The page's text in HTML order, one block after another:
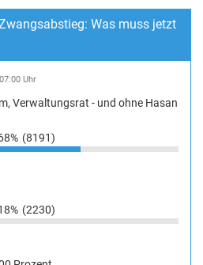
Was muss jetzt
Uhr
Verwaltungsrat - und ohne Hasan
(8191)
(2230)